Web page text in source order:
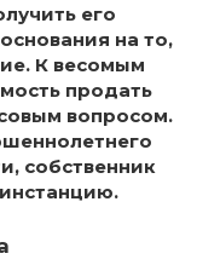
его
на то,
К весомым
продать
вопросом.
собственник